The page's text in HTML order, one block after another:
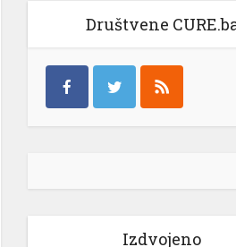
Društvene
Izdvojeno